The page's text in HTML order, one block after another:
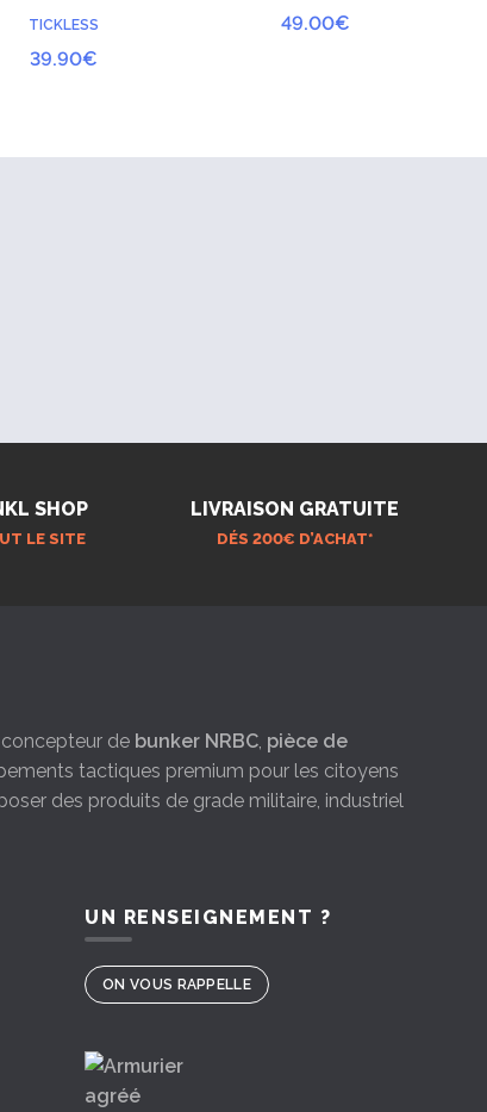
TICKLESS
39.90€
49.00€
SHOP
LE SITE
LIVRAISON GRATUITE
DÉS 200€ D’ACHAT*
de bunker NRBC, pièce de
tactiques premium pour les citoyens
des produits de grade militaire, industriel
UN RENSEIGNEMENT ?
ON VOUS RAPPELLE